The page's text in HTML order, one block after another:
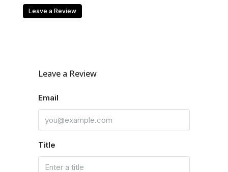
Leave a Review
Leave a Review
Email
Title